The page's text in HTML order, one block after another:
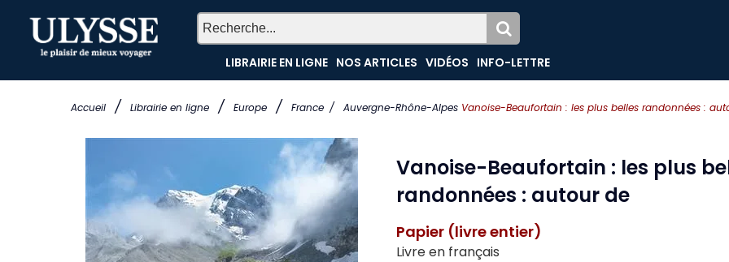
Accueil / Librairie en ligne / Europe / France / Auvergne-Rhône-Alpes Vanoise-Beaufortain : les plus belles randonnées :
LIBRAIRIE EN LIGNE NOS ARTICLES VIDÉOS INFO-LETTRE
Vanoise-Beaufortain : les plus
randonnées : autour de
Papier (livre entier)
Livre en français